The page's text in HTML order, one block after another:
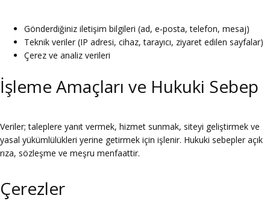
Gönderdiğiniz iletişim bilgileri (ad, e‑posta, telefon, mesaj)
Teknik veriler (IP adresi, cihaz, tarayıcı, ziyaret edilen sayfalar)
Çerez ve analiz verileri
İşleme Amaçları ve Hukuki Sebep
Veriler; taleplere yanıt vermek, hizmet sunmak, siteyi geliştirmek ve
yasal yükümlülükleri yerine getirmek için işlenir. Hukuki sebepler açık
rıza, sözleşme ve meşru menfaattir.
Çerezler